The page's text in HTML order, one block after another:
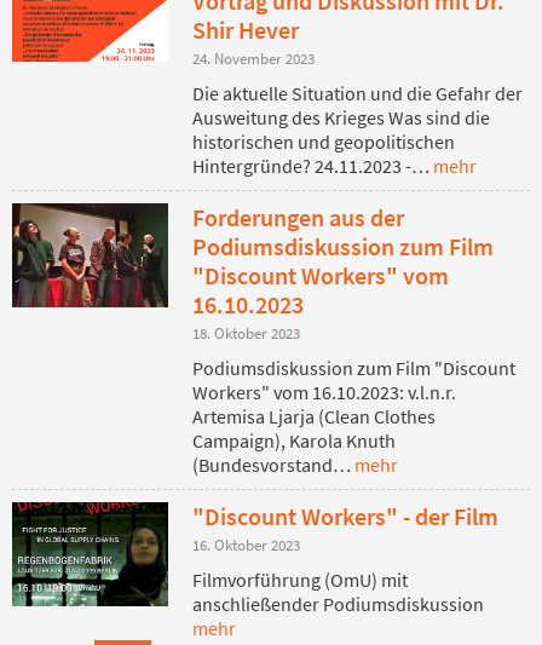
Shir Hever
24. November 2023
Die aktuelle Situation und die Gefahr der
Ausweitung des Krieges Was sind die
historischen und geopolitischen
Hintergründe? 24.11.2023 -… mehr
Forderungen aus der
Podiumsdiskussion zum Film
"Discount Workers" vom
16.10.2023
18. Oktober 2023
Podiumsdiskussion zum Film "Discount
Workers" vom 16.10.2023: v.l.n.r.
Artemisa Ljarja (Clean Clothes
Campaign), Karola Knuth
(Bundesvorstand… mehr
"Discount Workers" - der Film
16. Oktober 2023
Filmvorführung (OmU) mit
anschließender Podiumsdiskussion
mehr